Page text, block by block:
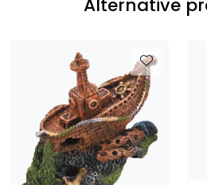
Alternative